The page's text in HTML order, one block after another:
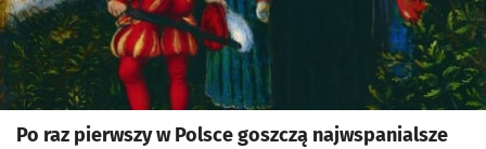
Po raz pierwszy w Polsce goszczą najwspanialsze